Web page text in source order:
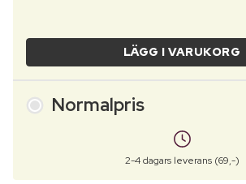
LÄGG I VARUKORG
Normalpris
2-4 dagars leverans (69,-)